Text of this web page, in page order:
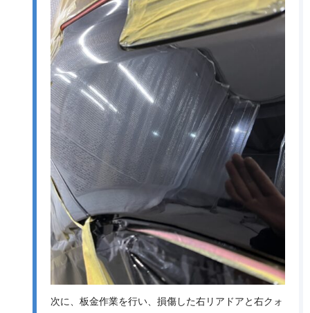
次に、板金作業を行い、損傷した右リアドアと右クォ